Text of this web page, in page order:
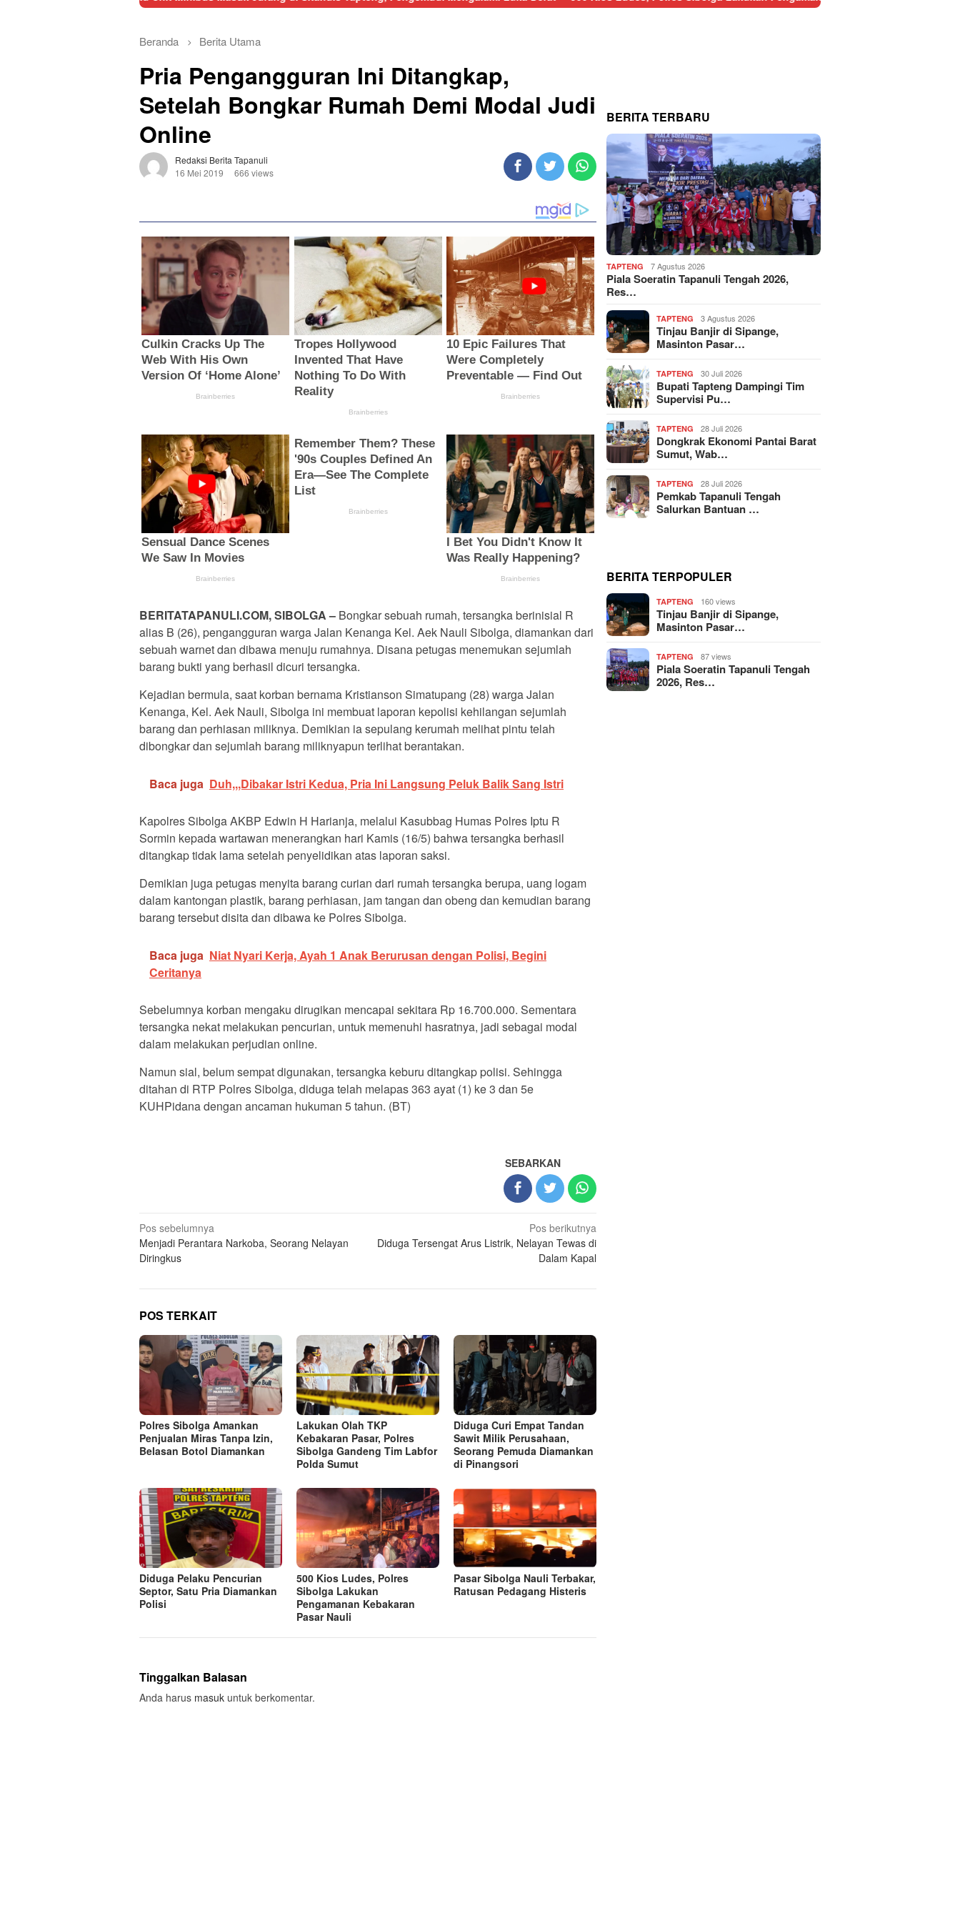
Beranda Berita Utama
Pria Pengangguran Ini Ditangkap,
Setelah Bongkar Rumah Demi Modal Judi
Online
Redaksi Berita Tapanuli
16 Mei 2019
666 views
BERITATAPANULI.COM, SIBOLGA – Bongkar sebuah rumah, tersangka berinisial R
alias B (26), pengangguran warga Jalan Kenanga Kel. Aek Nauli Sibolga, diamankan dari
sebuah warnet dan dibawa menuju rumahnya. Disana petugas menemukan sejumlah
barang bukti yang berhasil dicuri tersangka.
Kejadian bermula, saat korban bernama Kristianson Simatupang (28) warga Jalan
Kenanga, Kel. Aek Nauli, Sibolga ini membuat laporan kepolisi kehilangan sejumlah
barang dan perhiasan miliknya. Demikian ia sepulang kerumah melihat pintu telah
dibongkar dan sejumlah barang miliknyapun terlihat berantakan.
Baca juga Duh,,,Dibakar Istri Kedua, Pria Ini Langsung Peluk Balik Sang Istri
Kapolres Sibolga AKBP Edwin H Harianja, melalui Kasubbag Humas Polres Iptu R
Sormin kepada wartawan menerangkan hari Kamis (16/5) bahwa tersangka berhasil
ditangkap tidak lama setelah penyelidikan atas laporan saksi.
Demikian juga petugas menyita barang curian dari rumah tersangka berupa, uang logam
dalam kantongan plastik, barang perhiasan, jam tangan dan obeng dan kemudian barang
barang tersebut disita dan dibawa ke Polres Sibolga.
Baca juga Niat Nyari Kerja, Ayah 1 Anak Berurusan dengan Polisi, Begini
Ceritanya
Sebelumnya korban mengaku dirugikan mencapai sekitara Rp 16.700.000. Sementara
tersangka nekat melakukan pencurian, untuk memenuhi hasratnya, jadi sebagai modal
dalam melakukan perjudian online.
Namun sial, belum sempat digunakan, tersangka keburu ditangkap polisi. Sehingga
ditahan di RTP Polres Sibolga, diduga telah melapas 363 ayat (1) ke 3 dan 5e
KUHPidana dengan ancaman hukuman 5 tahun. (BT)
SEBARKAN
Navigasi
pos
Pos sebelumnya
Menjadi Perantara Narkoba, Seorang Nelayan
Diringkus
Pos berikutnya
Diduga Tersengat Arus Listrik, Nelayan Tewas di
Dalam Kapal
POS TERKAIT
Polres Sibolga Amankan
Penjualan Miras Tanpa Izin,
Belasan Botol Diamankan
Lakukan Olah TKP
Kebakaran Pasar, Polres
Sibolga Gandeng Tim Labfor
Polda Sumut
Diduga Curi Empat Tandan
Sawit Milik Perusahaan,
Seorang Pemuda Diamankan
di Pinangsori
Diduga Pelaku Pencurian
Septor, Satu Pria Diamankan
Polisi
500 Kios Ludes, Polres
Sibolga Lakukan
Pengamanan Kebakaran
Pasar Nauli
Pasar Sibolga Nauli Terbakar,
Ratusan Pedagang Histeris
Tinggalkan Balasan
Anda harus masuk untuk berkomentar.
BERITA TERBARU
TAPTENG 7 Agustus 2026
Piala Soeratin Tapanuli Tengah 2026,
Res…
TAPTENG 3 Agustus 2026
Tinjau Banjir di Sipange,
Masinton Pasar…
TAPTENG 30 Juli 2026
Bupati Tapteng Dampingi Tim
Supervisi Pu…
TAPTENG 28 Juli 2026
Dongkrak Ekonomi Pantai Barat
Sumut, Wab…
TAPTENG 28 Juli 2026
Pemkab Tapanuli Tengah
Salurkan Bantuan …
BERITA TERPOPULER
TAPTENG 160 views
Tinjau Banjir di Sipange,
Masinton Pasar…
TAPTENG 87 views
Piala Soeratin Tapanuli Tengah
2026, Res…